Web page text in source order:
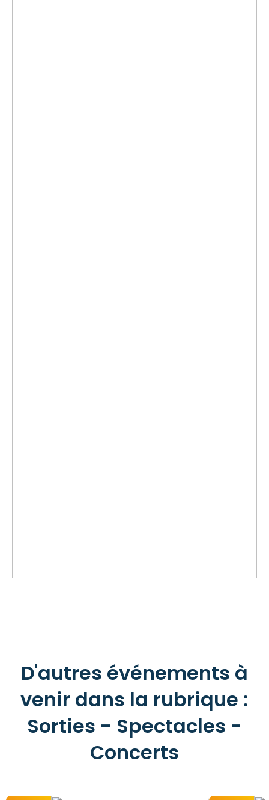
D'autres événements à
venir dans la rubrique :
Sorties - Spectacles -
Concerts